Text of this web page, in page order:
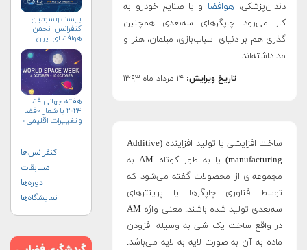
دندان‌پزشکی، هوافضا و یا صنایع خودرو به
کار می‌رود. چاپگرهای سه‌بعدی همچنین
گذری هم بر دنیای اسباب‌بازی، مبلمان، هنر و
مد داشته‌اند.
تاریخ ویرایش: ۱۴ مرداد ماه ۱۳۹۳
ساخت افزایشی یا تولید افزاینده (Additive
manufacturing) یا به طور کوتاه AM به
مجموعه‌ای از محصولات گفته می‌شود که
توسط فناوری چاپگرها یا پرینترهای
سه‌بعدی تولید شده باشند. معنی واژه AM
در واقع ساخت یک شی به وسیله افزودن
ماده به آن به صورت لایه به لایه می‌باشد.
بیست و سومین
کنفرانس انجمن
هوافضای ايران
هفته جهانی فضا
۲۰۲۴ با شعار «فضا
و تغییرات اقلیمی»
کنفرانس‌ها
مسابقات
دوره‌ها
نمایشگاه‌ها